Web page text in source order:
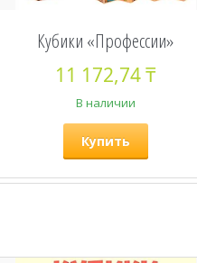
Кубики «Профессии»
11 172,74 ₸
В наличии
Купить